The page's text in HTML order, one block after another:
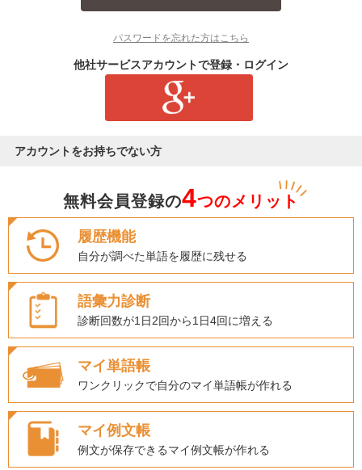
パスワードを忘れた方はこちら
他社サービスアカウントで登録・ログイン
アカウントをお持ちでない方
無料会員登録の4つのメリット
履歴機能
自分が調べた単語を履歴に残せる
語彙力診断
診断回数が1日2回から1日4回に増える
マイ単語帳
ワンクリックで自分のマイ単語帳が作れる
マイ例文帳
例文が保存できるマイ例文帳が作れる